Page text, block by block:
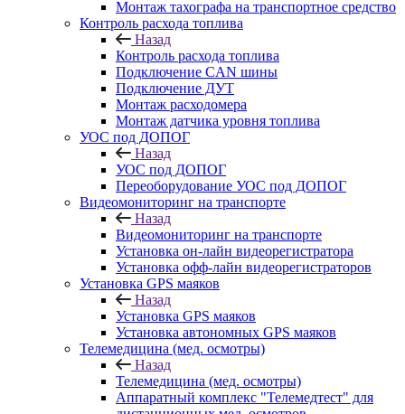
Монтаж тахографа на транспортное средство
Контроль расхода топлива
Назад
Контроль расхода топлива
Подключение CAN шины
Подключение ДУТ
Монтаж расходомера
Монтаж датчика уровня топлива
УОС под ДОПОГ
Назад
УОС под ДОПОГ
Переоборудование УОС под ДОПОГ
Видеомониторинг на транспорте
Назад
Видеомониторинг на транспорте
Установка он-лайн видеорегистратора
Установка офф-лайн видеорегистраторов
Установка GPS маяков
Назад
Установка GPS маяков
Установка автономных GPS маяков
Телемедицина (мед. осмотры)
Назад
Телемедицина (мед. осмотры)
Аппаратный комплекс "Телемедтест" для